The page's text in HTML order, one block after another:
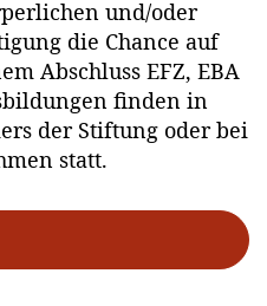
und/oder
die Chance auf
Abschluss EFZ, EBA
finden in
der Stiftung oder bei
statt.